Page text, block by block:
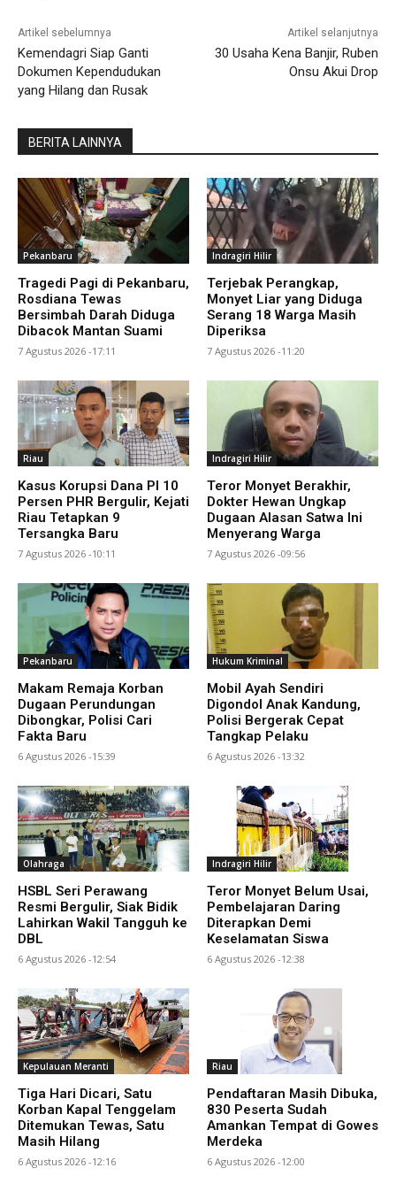
Artikel sebelumnya
Kemendagri Siap Ganti
Dokumen Kependudukan
yang Hilang dan Rusak
Artikel selanjutnya
30 Usaha Kena Banjir, Ruben
Onsu Akui Drop
BERITA LAINNYA
Pekanbaru
Tragedi Pagi di Pekanbaru,
Rosdiana Tewas
Bersimbah Darah Diduga
Dibacok Mantan Suami
7 Agustus 2026 -17:11
Indragiri Hilir
Terjebak Perangkap,
Monyet Liar yang Diduga
Serang 18 Warga Masih
Diperiksa
7 Agustus 2026 -11:20
Riau
Kasus Korupsi Dana PI 10
Persen PHR Bergulir, Kejati
Riau Tetapkan 9
Tersangka Baru
7 Agustus 2026 -10:11
Indragiri Hilir
Teror Monyet Berakhir,
Dokter Hewan Ungkap
Dugaan Alasan Satwa Ini
Menyerang Warga
7 Agustus 2026 -09:56
Pekanbaru
Makam Remaja Korban
Dugaan Perundungan
Dibongkar, Polisi Cari
Fakta Baru
6 Agustus 2026 -15:39
Hukum Kriminal
Mobil Ayah Sendiri
Digondol Anak Kandung,
Polisi Bergerak Cepat
Tangkap Pelaku
6 Agustus 2026 -13:32
Olahraga
HSBL Seri Perawang
Resmi Bergulir, Siak Bidik
Lahirkan Wakil Tangguh ke
DBL
6 Agustus 2026 -12:54
Indragiri Hilir
Teror Monyet Belum Usai,
Pembelajaran Daring
Diterapkan Demi
Keselamatan Siswa
6 Agustus 2026 -12:38
Kepulauan Meranti
Tiga Hari Dicari, Satu
Korban Kapal Tenggelam
Ditemukan Tewas, Satu
Masih Hilang
6 Agustus 2026 -12:16
Riau
Pendaftaran Masih Dibuka,
830 Peserta Sudah
Amankan Tempat di Gowes
Merdeka
6 Agustus 2026 -12:00